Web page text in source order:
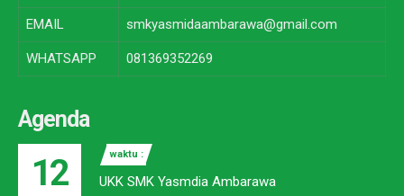
EMAIL smkyasmidaambarawa@gmail.com
WHATSAPP 081369352269
Agenda
12 waktu :
UKK SMK Yasmdia Ambarawa